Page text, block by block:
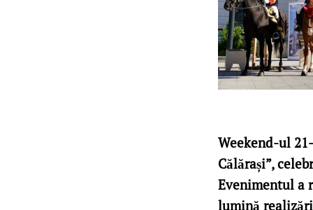
Weekend-ul
Călărași”,
Evenimentul a
lumină